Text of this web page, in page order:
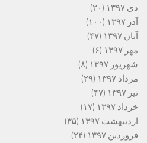
دی ۱۳۹۷
(۲۰)
آذر ۱۳۹۷
(۱۰۰)
آبان ۱۳۹۷
(۴۷)
مهر ۱۳۹۷
(۶)
شهریور ۱۳۹۷
(۸)
مرداد ۱۳۹۷
(۲۹)
تیر ۱۳۹۷
(۴۷)
خرداد ۱۳۹۷
(۱۷)
اردیبهشت ۱۳۹۷
(۳۵)
فروردین ۱۳۹۷
(۲۴)